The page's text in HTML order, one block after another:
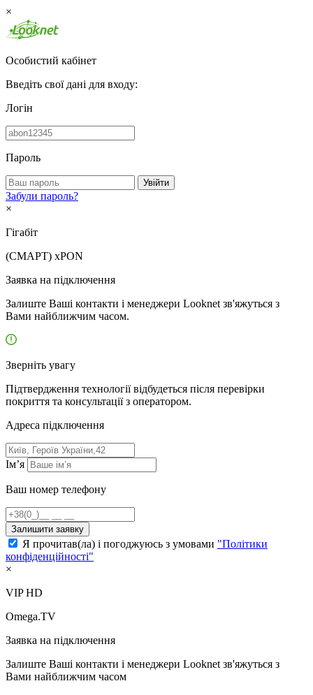
×
Особистий кабінет
Введіть свої дані для входу:
Логін
Пароль
Увійти
Забули пароль?
×
Гігабіт
(СМАРТ) xPON
Заявка на підключення
Залиште Ваші контакти і менеджери Looknet зв'яжуться з
Вами найближчим часом.
Зверніть увагу
Підтвердження технології відбудеться після перевірки
покриття та консультації з оператором.
Адресa підключення
Ім’я
Ваш номер телефону
Залишити заявку
Я прочитав(ла) і погоджуюсь з умовами "Політики
конфіденційності"
×
VIP HD
Omega.TV
Заявка на підключення
Залиште Ваші контакти і менеджери Looknet зв'яжуться з
Вами найближчим часом